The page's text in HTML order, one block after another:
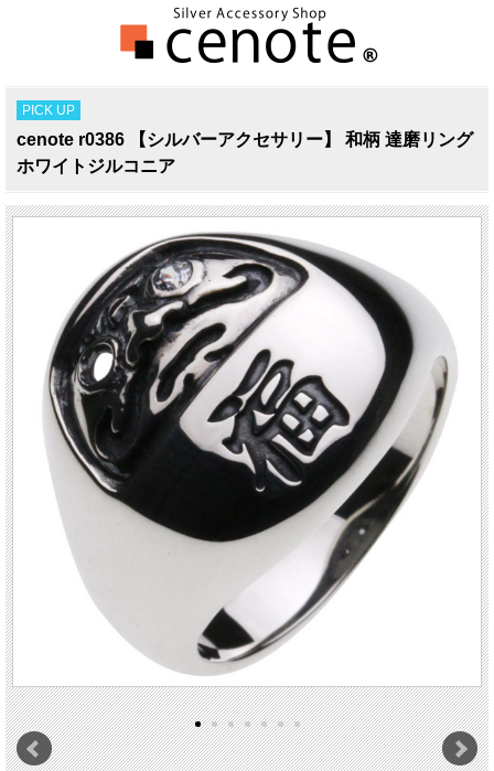
PICK UP
cenote r0386 【シルバーアクセサリー】 和柄 達磨リング
ホワイトジルコニア